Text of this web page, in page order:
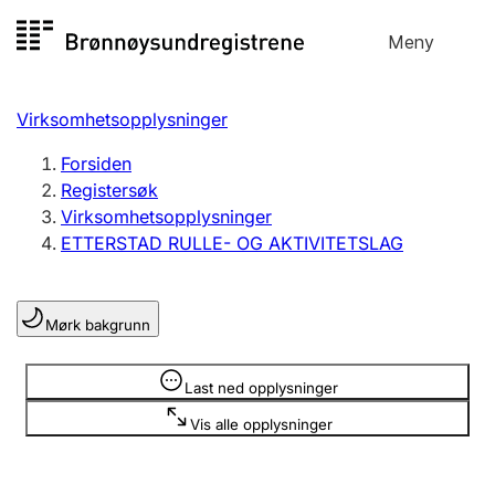
til
Meny
Registersøk
Aksjeselskap
Enkeltpersonforetak
Registrere, endre, slette
Lag og forening
Registrere, endre, slette
Virksomhetsopplysninger
Forsiden
Registersøk
Virksomhetsopplysninger
ETTERSTAD RULLE- OG AKTIVITETSLAG
Mørk bakgrunn
Last ned opplysninger
Vis alle opplysninger
Opplysninger er skjult